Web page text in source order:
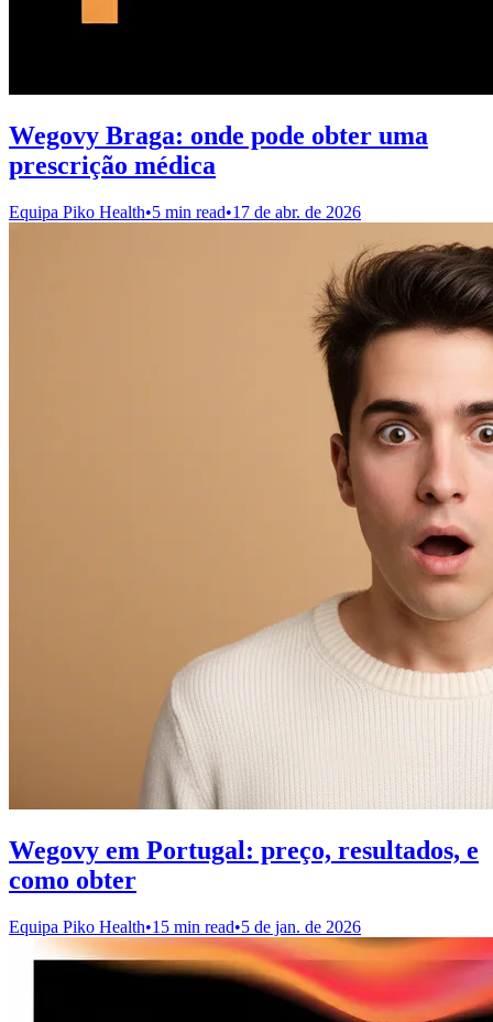
Wegovy Braga: onde pode obter uma
prescrição médica
Equipa Piko Health•5 min read•17 de abr. de 2026
Wegovy em Portugal: preço, resultados, e
como obter
Equipa Piko Health•15 min read•5 de jan. de 2026